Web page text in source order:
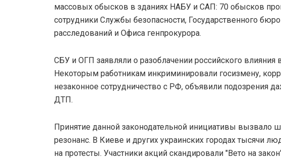
массовых обысков в зданиях НАБУ и САП: 70 обысков
сотрудники Службы безопасности, Государственного бюро
расследований и Офиса генпрокурора.
СБУ и ОГП заявляли о разоблачении российского влияния
Некоторым работникам инкриминировали госизмену,
незаконное сотрудничество с РФ, объявили подозрения
ДТП.
Принятие данной законодательной инициативы вызвало
резонанс. В Киеве и других украинских городах тысячи
на протесты. Участники акций скандировали "Вето на